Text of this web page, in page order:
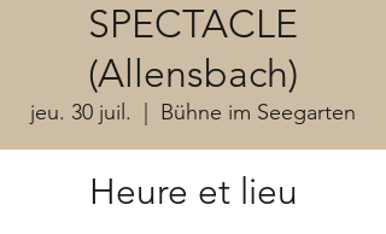
SPECTACLE
(Allensbach)
jeu. 30 juil. Bühne im Seegarten
Heure et lieu